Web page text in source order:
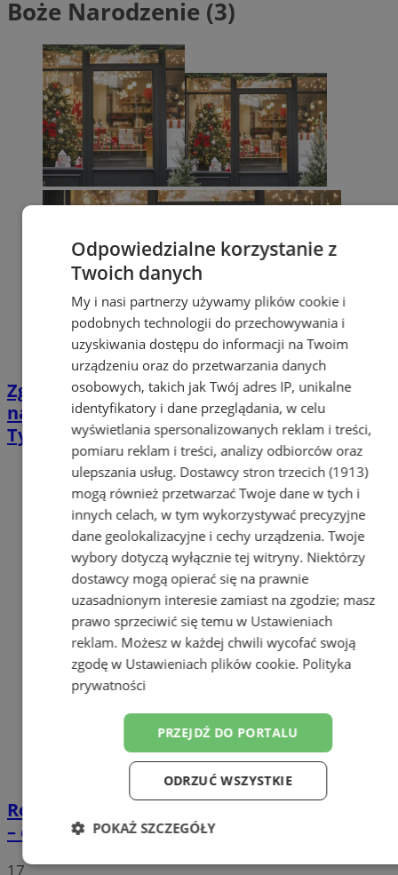
Boże Narodzenie (3)
Zgłoś swoją witrynę do konkursu na
najpiękniejszą świąteczną dekorację w
Tychach!
Rodzinne warsztaty świąteczne w Tychach
– ozdoby z masy porcelanowej
17
Odpowiedzialne korzystanie z
Twoich danych
My i nasi partnerzy używamy plików cookie i
podobnych technologii do przechowywania i
uzyskiwania dostępu do informacji na Twoim
urządzeniu oraz do przetwarzania danych
osobowych, takich jak Twój adres IP, unikalne
identyfikatory i dane przeglądania, w celu
wyświetlania spersonalizowanych reklam i treści,
pomiaru reklam i treści, analizy odbiorców oraz
ulepszania usług. Dostawcy stron trzecich (1913)
mogą również przetwarzać Twoje dane w tych i
innych celach, w tym wykorzystywać precyzyjne
dane geolokalizacyjne i cechy urządzenia. Twoje
wybory dotyczą wyłącznie tej witryny. Niektórzy
dostawcy mogą opierać się na prawnie
uzasadnionym interesie zamiast na zgodzie; masz
prawo sprzeciwić się temu w Ustawieniach
reklam. Możesz w każdej chwili wycofać swoją
zgodę w Ustawieniach plików cookie. Polityka
prywatności
PRZEJDŹ DO PORTALU
ODRZUĆ WSZYSTKIE
POKAŻ SZCZEGÓŁY
Niezbędne Wydajność Targetowanie